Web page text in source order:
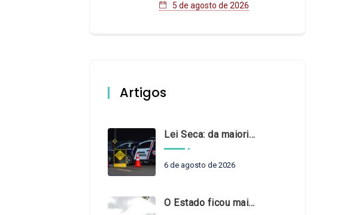
5 de agosto de 2026
Artigos
Lei Seca: da maioridade à maturidade
6 de agosto de 2026
O Estado ficou mais complexo. O controle precisa acompanhar